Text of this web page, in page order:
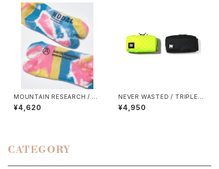
MOUNTAIN RESEARCH / TI
E DYE TABI
¥4,620
NEVER WASTED / TRIPLEY
ES（ECOPAK）
¥4,950
CATEGORY